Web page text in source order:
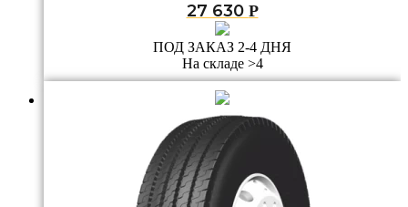
27 630 Р
ПОД ЗАКАЗ 2-4 ДНЯ
На складе >4